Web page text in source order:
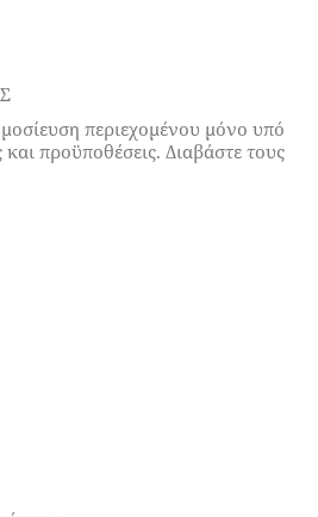
περιεχομένου μόνο υπό
προϋποθέσεις. Διαβάστε τους